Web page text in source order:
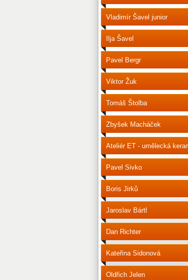
Vladimír Šavel junior
Ilja Šavel
Pavel Bergr
Viktor Žuk
Tomáš Štolba
Zbyšek Macháček
Ateliér ET - umělecká
Pavel Sivko
Boris Jirků
Jaroslav Bártl
Dan Richter
Kateřina Sidonová
Oldřich Jelen